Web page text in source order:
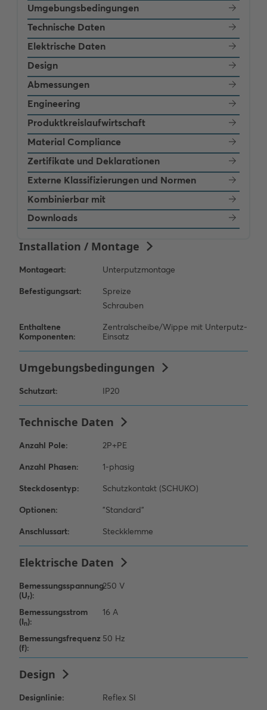
Umgebungsbedingungen
Technische Daten
Elektrische Daten
Design
Abmessungen
Engineering
Produktkreislaufwirtschaft
Material Compliance
Zertifikate und Deklarationen
Externe Klassifizierungen und Normen
Kombinierbar mit
Downloads